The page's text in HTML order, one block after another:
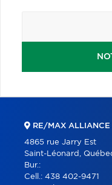
RE/MAX ALLIANCE
4865 rue Jarry Est
Saint-Léonard,
Bur.:
Cell.: 438 402-9471